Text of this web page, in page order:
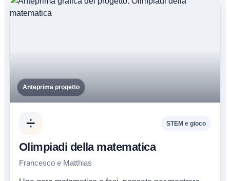
Anteprima progetto
➗ STEM e gioco
Olimpiadi della matematica
Francesco e Matthias